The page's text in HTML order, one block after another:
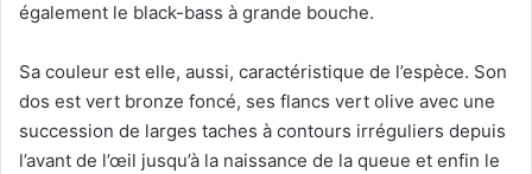
également le black-bass à grande bouche.
Sa couleur est elle, aussi, caractéristique de l’espèce. Son
dos est vert bronze foncé, ses flancs vert olive avec une
succession de larges taches à contours irréguliers depuis
l’avant de l’œil jusqu’à la naissance de la queue et enfin le